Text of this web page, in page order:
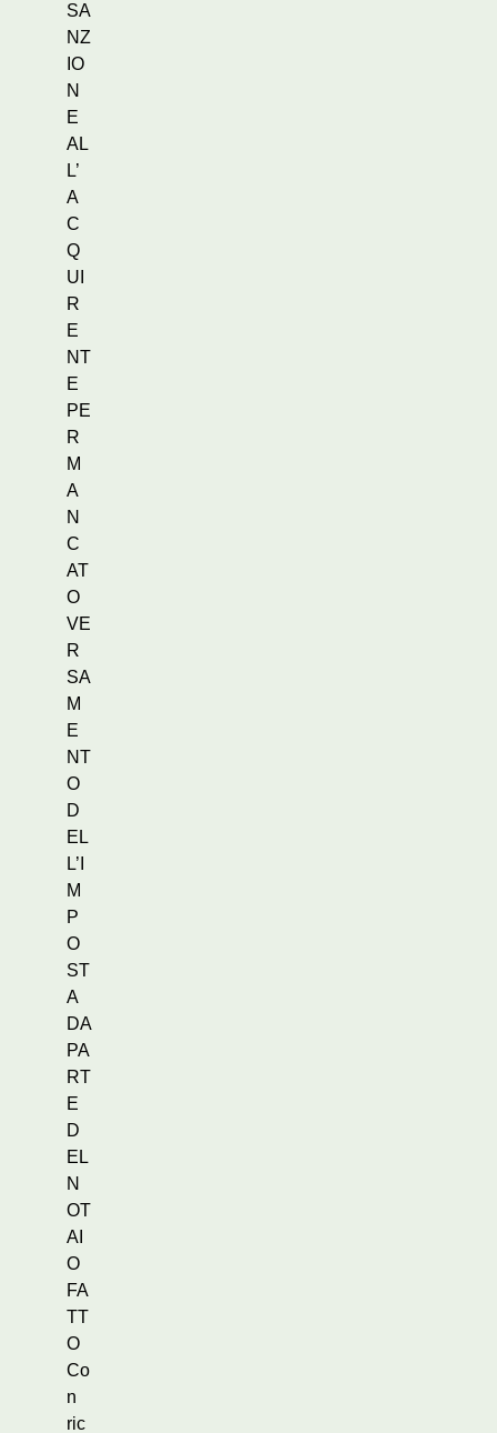
SA
NZ
IO
N
E
AL
L’
A
C
Q
UI
R
E
NT
E
PE
R
M
A
N
C
AT
O
VE
R
SA
M
E
NT
O
D
EL
L’I
M
P
O
ST
A
DA
PA
RT
E
D
EL
N
OT
AI
O
FA
TT
O
Co
n
ric